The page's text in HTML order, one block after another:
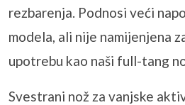
rezbarenja. Podnosi veći
modela, ali nije namijenjena
upotrebu kao naši full-tang
Svestrani nož za vanjske